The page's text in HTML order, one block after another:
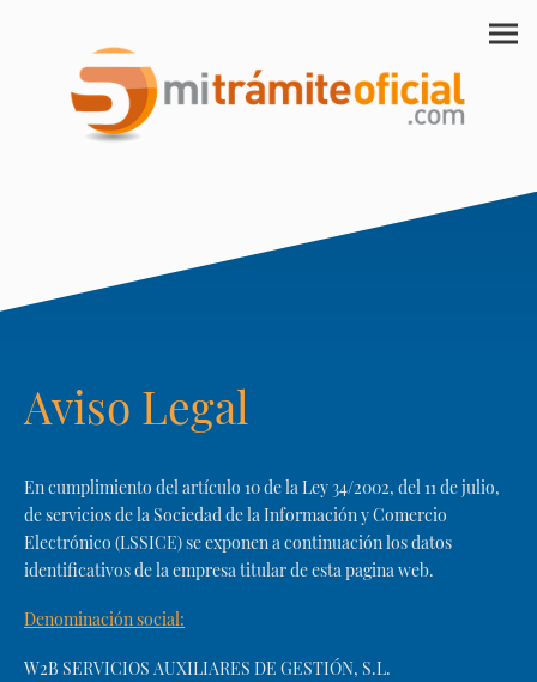
Aviso Legal
En cumplimiento del artículo 10 de la Ley 34/2002, del 11 de julio,
de servicios de la Sociedad de la Información y Comercio
Electrónico (LSSICE) se exponen a continuación los datos
identificativos de la empresa titular de esta pagina web.
Denominación social:
W2B SERVICIOS AUXILIARES DE GESTIÓN, S.L.